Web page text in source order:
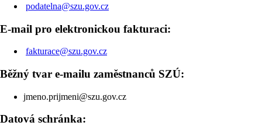
podatelna@szu.gov.cz
E-mail pro elektronickou fakturaci:
fakturace@szu.gov.cz
Běžný tvar e-mailu zaměstnanců SZÚ:
jmeno.prijmeni@szu.gov.cz
Datová schránka: